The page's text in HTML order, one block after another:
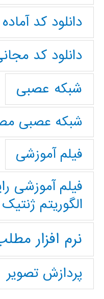
دانلود کد آماده
دانلود کد
شبکه عصبی
شبکه عصبی
فیلم آموزشی
فیلم آموزشی
الگوریتم ژنتیک
نرم افزار
پردازش تصویر